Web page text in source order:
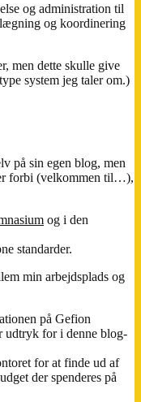
og administration til
og koordinering
men dette skulle give
system jeg taler om.)
på sin egen blog, men
forbi (velkommen til…),
og i den
standarder.
min arbejdsplads og
på Gefion
udtryk for i denne blog-
for at finde ud af
der spenderes på